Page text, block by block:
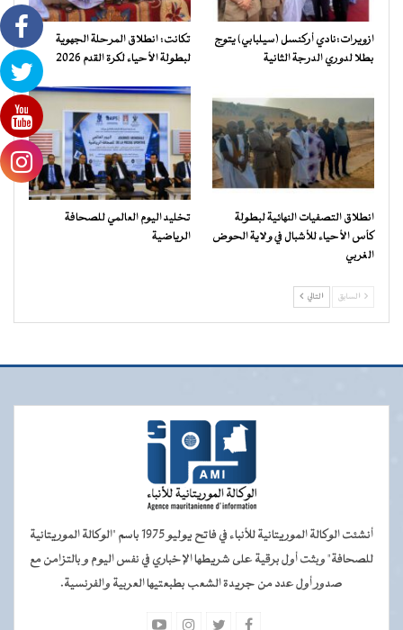
ازويرات:نادي أركنسل (سيلبابي) يتوج
بطلا لدوري الدرجة الثانية
تكانت: انطلاق المرحلة الجهوية
لبطولة الأحياء لكرة القدم 2026
انطلاق التصفيات النهائية لبطولة
كأس الأحياء للأشبال في ولاية الحوض
الغربي
تخليد اليوم العالمي للصحافة
الرياضية
السابق التالي
أنشئت الوكالة الموريتانية للأنباء في فاتح يوليو 1975 باسم "الوكالة الموريتانية
للصحافة" وبثت أول برقية على شريطها الإخباري في نفس اليوم و بالتزامن مع
صدور أول عدد من جريدة الشعب بطبعتيها العربية والفرنسية.